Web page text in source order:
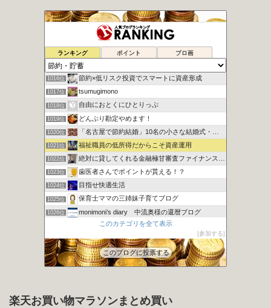
ランキング ポイント ブロ画
1014位 時よ戻れ〜の日記
1015位 腐女子による女の底辺這い上がり計画
1016位 節約×低リスク投資でスマートに資産形成
1017位 tsumugimono
1018位 自由におとくにひとりっぷ
1019位 どんぶり勘定やめます！
1020位 「名古屋で節約結婚」10名の小さな結婚式・ハム太のお得な頬袋
1021位 福祉職員の低所得だからこそ資産運用
1022位 絶対に貸してくれる金融極甘審査ファイナンスについての考察
1023位 歯医者さんでポイントが貰える！？
1024位 目指せ快適生活
1025位 保育士ママの三姉妹子育てブログ
1026位 monimoni’s diary 中流奥様の還暦ブログ
【ハウハウ】ハウスのノウハウ│ 一級建築士のブログ
1028位 財布のヒモとの上手なつき合いかた
このカテゴリを全て表示
参加する
このブログに投票する
楽天お買い物マラソンまとめ買い